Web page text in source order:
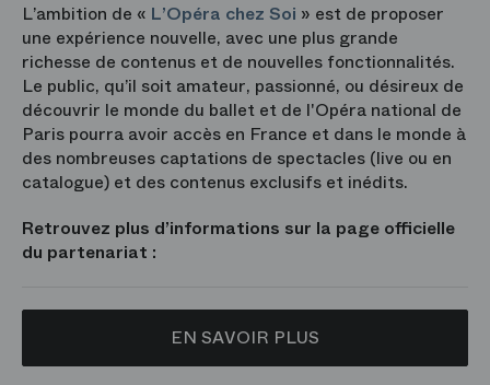
L’ambition de « L’Opéra chez Soi » est de proposer
une expérience nouvelle, avec une plus grande
richesse de contenus et de nouvelles fonctionnalités.
Le public, qu’il soit amateur, passionné, ou désireux de
découvrir le monde du ballet et de l'Opéra national de
Paris pourra avoir accès en France et dans le monde à
des nombreuses captations de spectacles (live ou en
catalogue) et des contenus exclusifs et inédits.
Retrouvez plus d’informations sur la page officielle
du partenariat :
EN SAVOIR PLUS